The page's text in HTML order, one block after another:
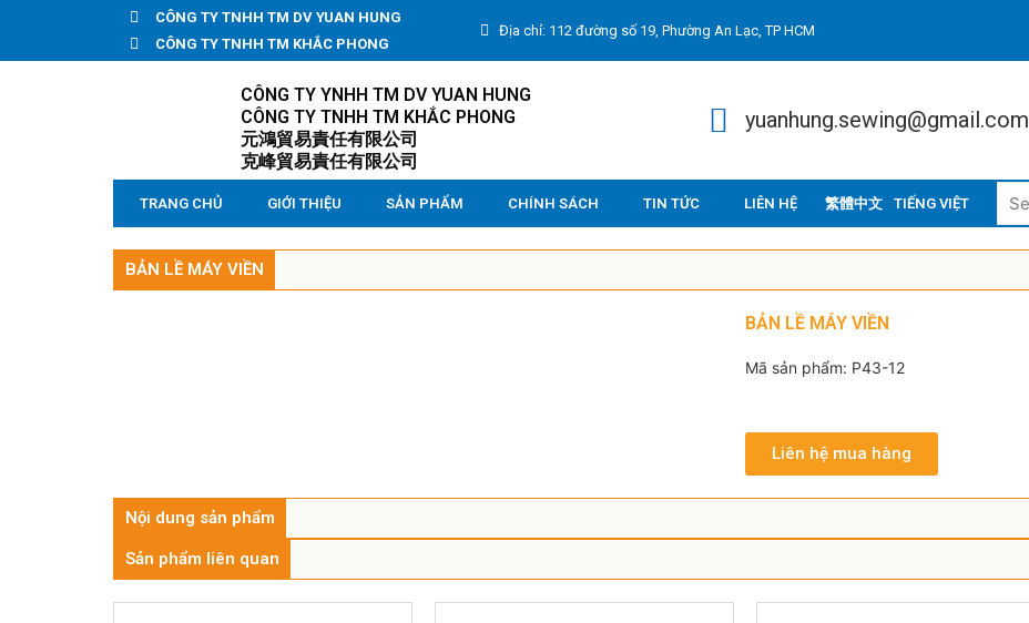
CÔNG TY TNHH TM DV YUAN HUNG
CÔNG TY TNHH TM KHẮC PHONG
Địa chỉ: 112 đường số 19, Phường An Lạc, TP HCM
CÔNG TY YNHH TM DV YUAN HUNG
CÔNG TY TNHH TM KHẮC PHONG
元鴻貿易責任有限公司
克峰貿易責任有限公司
yuanhung.sewing@gmail.com
TRANG CHỦ GIỚI THIỆU SẢN PHẨM CHÍNH SÁCH TIN TỨC LIÊN HỆ TIẾNG VIỆT
BẢN LỀ MÁY VIỀN
BẢN LỀ MÁY VIỀN
Mã sản phẩm: P43-12
Liên hệ mua hàng
Nội dung sản phẩm
Sản phẩm liên quan